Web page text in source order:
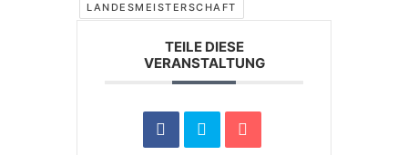
LANDESMEISTERSCHAFT
TEILE DIESE
VERANSTALTUNG